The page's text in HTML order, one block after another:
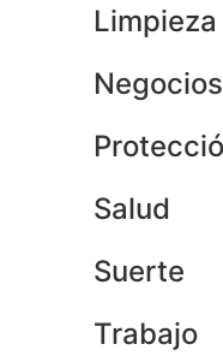
Limpieza
Negocios
Salud
Suerte
Trabajo